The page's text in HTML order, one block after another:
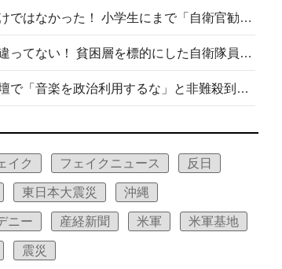
自衛隊リクルートは貧困層狙い撃ちだけではなかった！ 小学生にまで「自衛官勧誘」目的のパンフレット作成
「自衛隊は経済的に厳しい子が」は間違ってない！ 貧困層を標的にした自衛隊員募集、やす子、山上被告も…日本でも進む“経済的徴兵制”
高市首相がミュージックアワードに登壇で「音楽を政治利用するな」と非難殺到！ MAJの国策的本質を批判する声も
イク フェイクニュース 反日
東日本大震災 沖縄
ニー 産経新聞 米軍 米軍基地
震災